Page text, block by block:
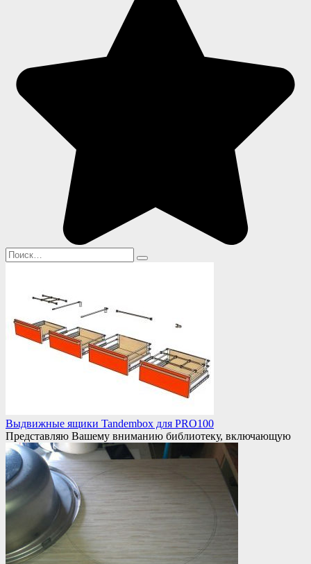
Search
for:
Выдвижные ящики Tandembox для PRO100
Представляю Вашему вниманию библиотеку, включающую